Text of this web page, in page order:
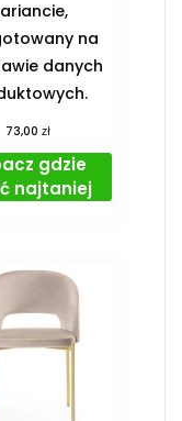
na
danych
73,00 zł
gdzie
najtaniej